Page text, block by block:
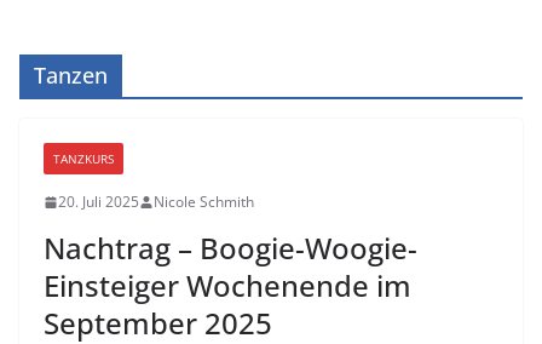
Tanzen
TANZKURS
20. Juli 2025 Nicole Schmith
Nachtrag – Boogie-Woogie-
Einsteiger Wochenende im
September 2025